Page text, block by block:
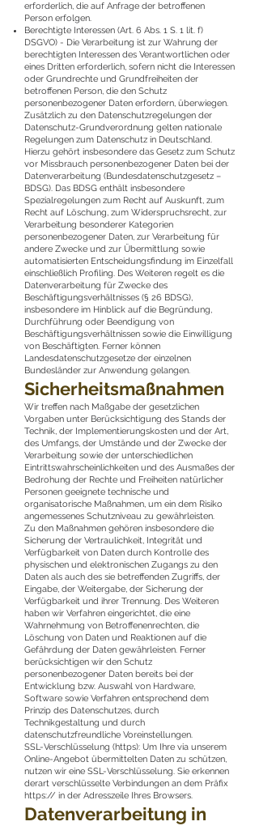
erforderlich, die auf Anfrage der betroffenen
Person erfolgen.
Berechtigte Interessen (Art. 6 Abs. 1 S. 1 lit. f)
DSGVO) - Die Verarbeitung ist zur Wahrung der
berechtigten Interessen des Verantwortlichen oder
eines Dritten erforderlich, sofern nicht die Interessen
oder Grundrechte und Grundfreiheiten der
betroffenen Person, die den Schutz
personenbezogener Daten erfordern, überwiegen.
Zusätzlich zu den Datenschutzregelungen der
Datenschutz-Grundverordnung gelten nationale
Regelungen zum Datenschutz in Deutschland.
Hierzu gehört insbesondere das Gesetz zum Schutz
vor Missbrauch personenbezogener Daten bei der
Datenverarbeitung (Bundesdatenschutzgesetz –
BDSG). Das BDSG enthält insbesondere
Spezialregelungen zum Recht auf Auskunft, zum
Recht auf Löschung, zum Widerspruchsrecht, zur
Verarbeitung besonderer Kategorien
personenbezogener Daten, zur Verarbeitung für
andere Zwecke und zur Übermittlung sowie
automatisierten Entscheidungsfindung im Einzelfall
einschließlich Profiling. Des Weiteren regelt es die
Datenverarbeitung für Zwecke des
Beschäftigungsverhältnisses (§ 26 BDSG),
insbesondere im Hinblick auf die Begründung,
Durchführung oder Beendigung von
Beschäftigungsverhältnissen sowie die Einwilligung
von Beschäftigten. Ferner können
Landesdatenschutzgesetze der einzelnen
Bundesländer zur Anwendung gelangen.
Sicherheitsmaßnahmen
Wir treffen nach Maßgabe der gesetzlichen
Vorgaben unter Berücksichtigung des Stands der
Technik, der Implementierungskosten und der Art,
des Umfangs, der Umstände und der Zwecke der
Verarbeitung sowie der unterschiedlichen
Eintrittswahrscheinlichkeiten und des Ausmaßes der
Bedrohung der Rechte und Freiheiten natürlicher
Personen geeignete technische und
organisatorische Maßnahmen, um ein dem Risiko
angemessenes Schutzniveau zu gewährleisten.
Zu den Maßnahmen gehören insbesondere die
Sicherung der Vertraulichkeit, Integrität und
Verfügbarkeit von Daten durch Kontrolle des
physischen und elektronischen Zugangs zu den
Daten als auch des sie betreffenden Zugriffs, der
Eingabe, der Weitergabe, der Sicherung der
Verfügbarkeit und ihrer Trennung. Des Weiteren
haben wir Verfahren eingerichtet, die eine
Wahrnehmung von Betroffenenrechten, die
Löschung von Daten und Reaktionen auf die
Gefährdung der Daten gewährleisten. Ferner
berücksichtigen wir den Schutz
personenbezogener Daten bereits bei der
Entwicklung bzw. Auswahl von Hardware,
Software sowie Verfahren entsprechend dem
Prinzip des Datenschutzes, durch
Technikgestaltung und durch
datenschutzfreundliche Voreinstellungen.
SSL-Verschlüsselung (https): Um Ihre via unserem
Online-Angebot übermittelten Daten zu schützen,
nutzen wir eine SSL-Verschlüsselung. Sie erkennen
derart verschlüsselte Verbindungen an dem Präfix
https:// in der Adresszeile Ihres Browsers.
Datenverarbeitung in